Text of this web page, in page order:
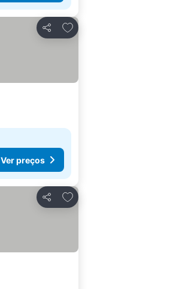
Partilhar
Adicionar aos favoritos
Ver preços
Partilhar
Adicionar aos favoritos